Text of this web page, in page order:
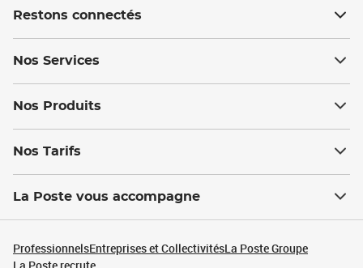
Restons connectés
Nos Services
Nos Produits
Nos Tarifs
La Poste vous accompagne
ProfessionnelsEntreprises et CollectivitésLa Poste Groupe